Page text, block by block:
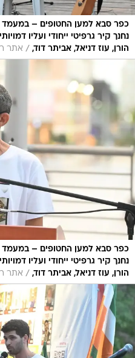
כפר סבא למען החטופים – במעמד
נחנך קיר גרפיטי ייחודי ועליו
הורן, עוז דניאל, אביתר דוד, / אתר
כפר סבא למען החטופים – במעמד
נחנך קיר גרפיטי ייחודי ועליו
הורן, עוז דניאל, אביתר דוד, / אתר